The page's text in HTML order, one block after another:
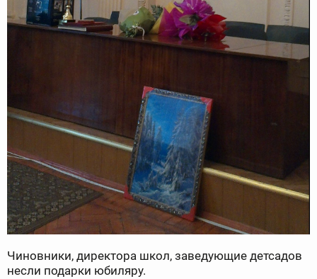
Чиновники, директора школ, заведующие детсадов
несли подарки юбиляру.